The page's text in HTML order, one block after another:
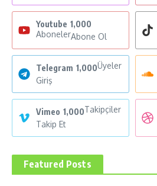
Youtube 1,000
AbonelerAbone Ol
Telegram 1,000Üyeler
Giriş
Vimeo 1,000Takipçiler
Takip Et
Featured Posts